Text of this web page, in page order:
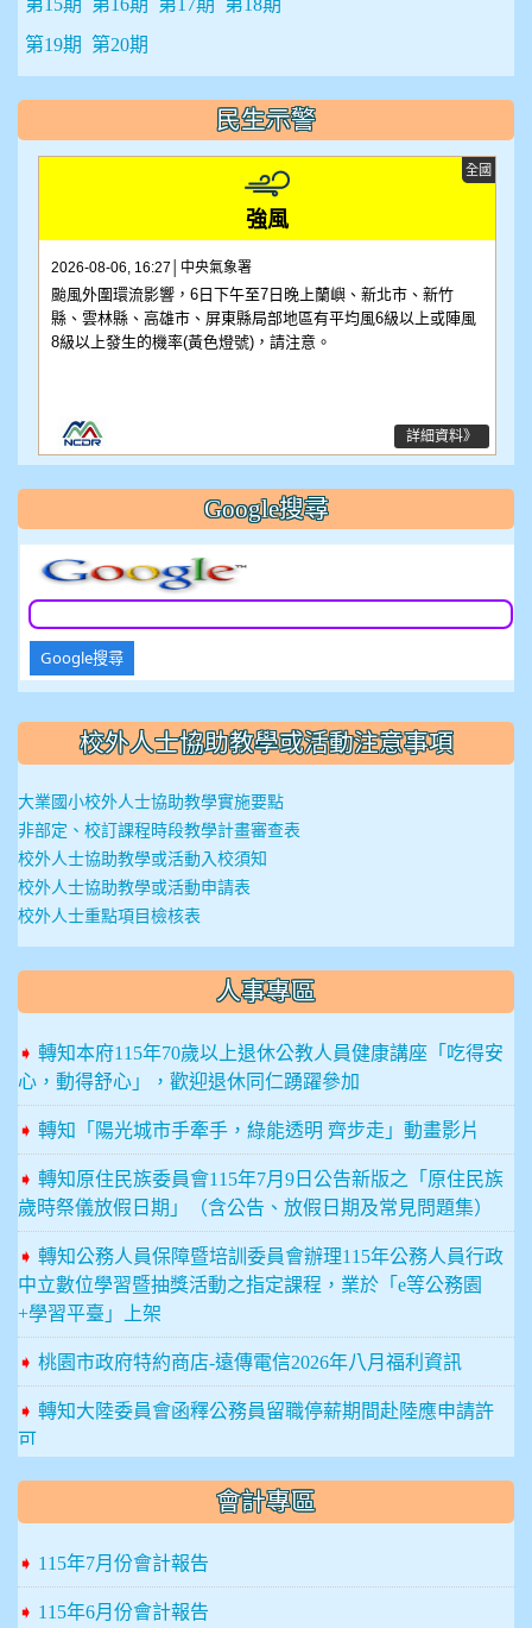
第15期 第16期 第17期 第18期
第19期 第20期
民生示警
全國
強風
2026-08-06, 16:27│中央氣象署
颱風外圍環流影響，6日下午至7日晚上蘭嶼、新北市、新竹
縣、雲林縣、高雄市、屏東縣局部地區有平均風6級以上或陣風
8級以上發生的機率(黃色燈號)，請注意。
詳細資料》
全國
水庫放流
2026-08-07, 18:18│水利署
水利署訊鯉魚潭水庫:(洩洪至景山溪):自由溢流,影響範圍:苗栗
縣，三義鄉；臺中市，外埔區、大甲區、后里區、大安區
詳細資料》
Google搜尋
Google搜尋
::: 校外人士協助教學或活動注意事項
大業國小校外人士協助教學實施要點
非部定、校訂課程時段教學計畫審查表
校外人士協助教學或活動入校須知
校外人士協助教學或活動申請表
校外人士重點項目檢核表
人事專區
➧ 轉知本府115年70歲以上退休公教人員健康講座「吃得安
心，動得舒心」，歡迎退休同仁踴躍參加
➧ 轉知「陽光城市手牽手，綠能透明 齊步走」動畫影片
➧ 轉知原住民族委員會115年7月9日公告新版之「原住民族
歲時祭儀放假日期」（含公告、放假日期及常見問題集）
➧ 轉知公務人員保障暨培訓委員會辦理115年公務人員行政
中立數位學習暨抽獎活動之指定課程，業於「e等公務園
+學習平臺」上架
➧ 桃園市政府特約商店-遠傳電信2026年八月福利資訊
➧ 轉知大陸委員會函釋公務員留職停薪期間赴陸應申請許
可
➧
法務部「中華民國聯合國反貪腐公約第三次國家報告國
際審查會議」海報
➧ 銓敘部建置「公務人員退休所得重審後實發金額試算
器」，歡迎退休人員多加利用
會計專區
➧ 115年7月份會計報告
➧ 115年6月份會計報告